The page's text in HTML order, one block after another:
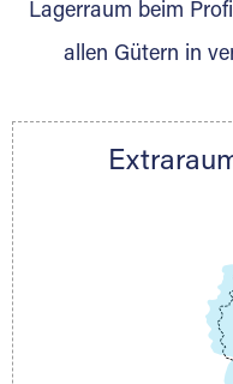
Gewinnung von
Ihre
DMG
Schieferstein 11A
Lagerraum beim
allen Gütern in